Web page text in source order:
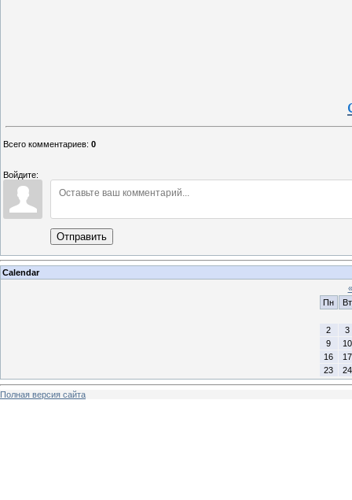
Всего комментариев: 0
Войдите:
Отправить
Calendar
«
Пн
Вт
2
3
9
10
16
17
23
24
Полная версия сайта